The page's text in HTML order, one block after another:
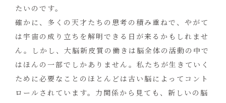
たいのです。
確かに、多くの天才たちの思考の積み重ねで、やがて
は宇宙の成り立ちを解明できる日が来るかもしれませ
ん。しかし、大脳新皮質の働きは脳全体の活動の中で
はほんの一部でしかありません。私たちが生きていく
ために必要なことのほとんどは古い脳によってコント
ロールされています。力関係から見ても、新しいの脳